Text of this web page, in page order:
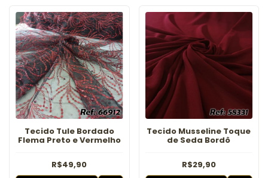
Tecido Tule Bordado
Flema Preto e Vermelho
R$49,90
Tecido Musseline Toque
de Seda Bordô
R$29,90